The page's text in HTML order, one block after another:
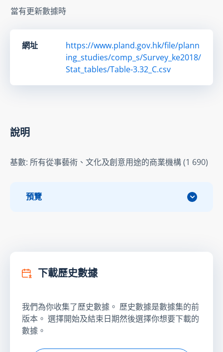
當有更新數據時
網址
https://www.pland.gov.hk/file/plann
ing_studies/comp_s/Survey_ke2018/
Stat_tables/Table-3.32_C.csv
說明
基數: 所有從事藝術、文化及創意用途的商業機構 (1 690)
預覽
下載歷史數據
我們為你收集了歷史數據。 歷史數據是數據集的前
版本。 選擇開始及結束日期然後選擇你想要下載的
數據。